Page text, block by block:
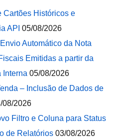
Cartões Históricos e
API 05/08/2026
Automático da Nota
Emitidas a partir da
Interna 05/08/2026
– Inclusão de Dados de
08/2026
Filtro e Coluna para Status
de Relatórios 03/08/2026